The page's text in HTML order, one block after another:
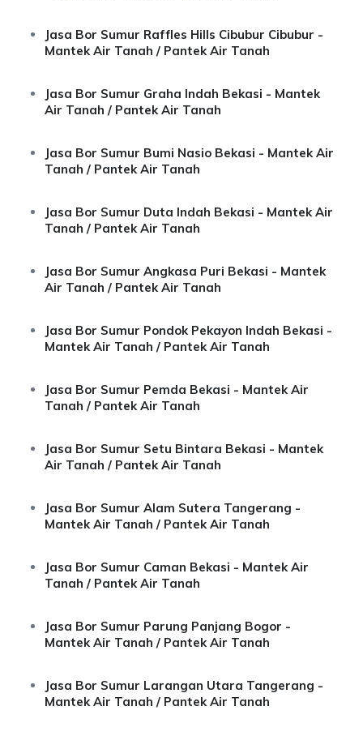
Jasa Bor Sumur Raffles Hills Cibubur Cibubur -
Mantek Air Tanah / Pantek Air Tanah
Jasa Bor Sumur Graha Indah Bekasi - Mantek
Air Tanah / Pantek Air Tanah
Jasa Bor Sumur Bumi Nasio Bekasi - Mantek Air
Tanah / Pantek Air Tanah
Jasa Bor Sumur Duta Indah Bekasi - Mantek Air
Tanah / Pantek Air Tanah
Jasa Bor Sumur Angkasa Puri Bekasi - Mantek
Air Tanah / Pantek Air Tanah
Jasa Bor Sumur Pondok Pekayon Indah Bekasi -
Mantek Air Tanah / Pantek Air Tanah
Jasa Bor Sumur Pemda Bekasi - Mantek Air
Tanah / Pantek Air Tanah
Jasa Bor Sumur Setu Bintara Bekasi - Mantek
Air Tanah / Pantek Air Tanah
Jasa Bor Sumur Alam Sutera Tangerang -
Mantek Air Tanah / Pantek Air Tanah
Jasa Bor Sumur Caman Bekasi - Mantek Air
Tanah / Pantek Air Tanah
Jasa Bor Sumur Parung Panjang Bogor -
Mantek Air Tanah / Pantek Air Tanah
Jasa Bor Sumur Larangan Utara Tangerang -
Mantek Air Tanah / Pantek Air Tanah